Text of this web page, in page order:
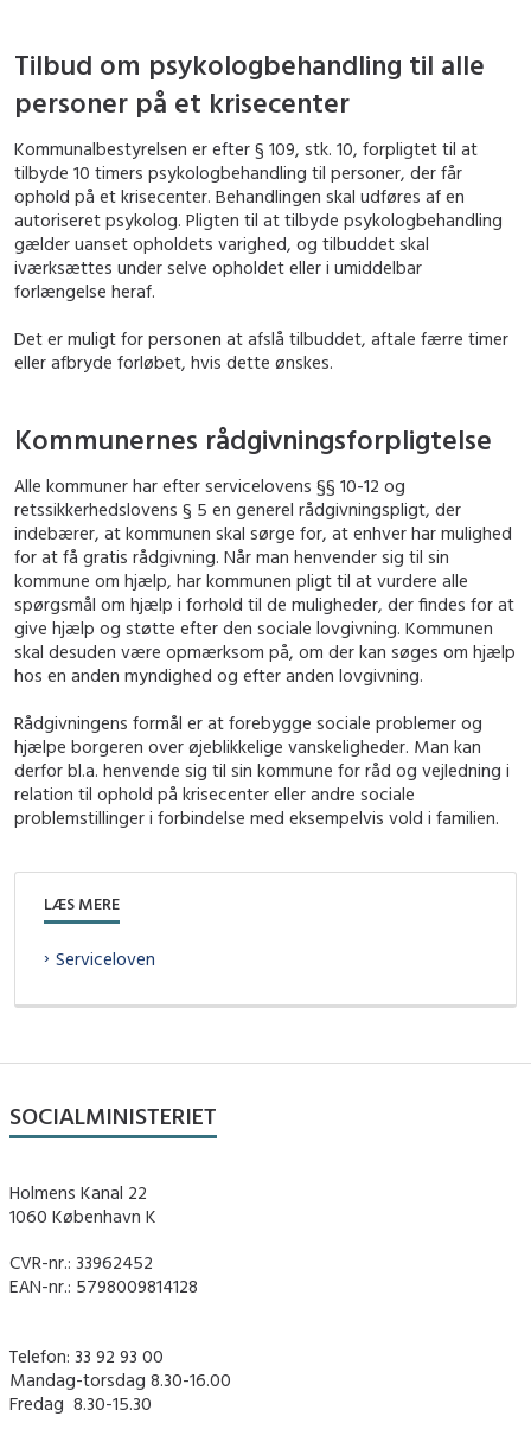
Tilbud om psykologbehandling til alle
personer på et krisecenter
Kommunalbestyrelsen er efter § 109, stk. 10, forpligtet til at
tilbyde 10 timers psykologbehandling til personer, der får
ophold på et krisecenter. Behandlingen skal udføres af en
autoriseret psykolog. Pligten til at tilbyde psykologbehandling
gælder uanset opholdets varighed, og tilbuddet skal
iværksættes under selve opholdet eller i umiddelbar
forlængelse heraf.
Det er muligt for personen at afslå tilbuddet, aftale færre timer
eller afbryde forløbet, hvis dette ønskes.
Kommunernes rådgivningsforpligtelse
Alle kommuner har efter servicelovens §§ 10-12 og
retssikkerhedslovens § 5 en generel rådgivningspligt, der
indebærer, at kommunen skal sørge for, at enhver har mulighed
for at få gratis rådgivning. Når man henvender sig til sin
kommune om hjælp, har kommunen pligt til at vurdere alle
spørgsmål om hjælp i forhold til de muligheder, der findes for at
give hjælp og støtte efter den sociale lovgivning. Kommunen
skal desuden være opmærksom på, om der kan søges om hjælp
hos en anden myndighed og efter anden lovgivning.
Rådgivningens formål er at forebygge sociale problemer og
hjælpe borgeren over øjeblikkelige vanskeligheder. Man kan
derfor bl.a. henvende sig til sin kommune for råd og vejledning i
relation til ophold på krisecenter eller andre sociale
problemstillinger i forbindelse med eksempelvis vold i familien.
LÆS MERE
Serviceloven
SOCIALMINISTERIET
Holmens Kanal 22
1060 København K
CVR-nr.: 33962452
EAN-nr.: 5798009814128
Telefon: 33 92 93 00
Mandag-torsdag 8.30-16.00
Fredag ​ 8.30-15.30